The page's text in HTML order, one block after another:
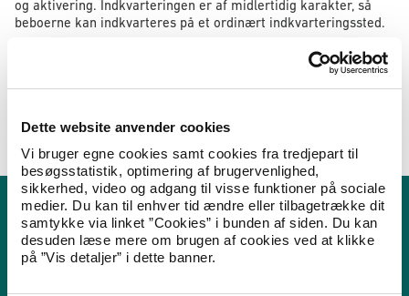
Dette website anvender cookies
Vi bruger egne cookies samt cookies fra tredjepart til
besøgsstatistik, optimering af brugervenlighed,
sikkerhed, video og adgang til visse funktioner på sociale
medier. Du kan til enhver tid ændre eller tilbagetrække dit
samtykke via linket ”Cookies” i bunden af siden. Du kan
desuden læse mere om brugen af cookies ved at klikke
på ”Vis detaljer” i dette banner.
og aktivering. Indkvarteringen er af midlertidig karakter, så
beboerne kan indkvarteres på et ordinært indkvarteringssted.
Kontraktperioden løber fra den 1. januar 2025 til den 31.
december 2025 med mulighed for forlængelse tre gange med
op til ét år ad gangen.
Eventuelle spørgsmål kan rettes til Cecilie Santino Camre på
Kontakt Udlændingestyrelsen
Henvendelser fra pressen kan rettes til Udlændingestyrelsens